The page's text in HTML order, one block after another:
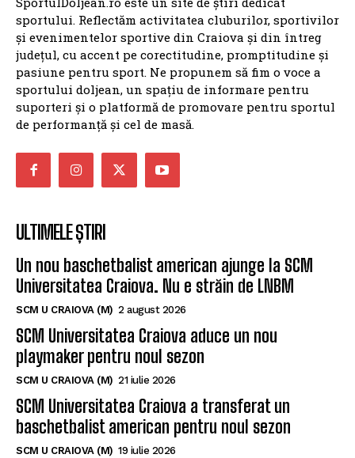
sportului. Reflectăm activitatea cluburilor, sportivilor
și evenimentelor sportive din Craiova și din întreg
județul, cu accent pe corectitudine, promptitudine și
pasiune pentru sport. Ne propunem să fim o voce a
sportului doljean, un spațiu de informare pentru
suporteri și o platformă de promovare pentru sportul
de performanță și cel de masă.
ULTIMELE ȘTIRI
Un nou baschetbalist american ajunge la SCM
Universitatea Craiova. Nu e străin de LNBM
SCM U CRAIOVA (M) 2 august 2026
SCM Universitatea Craiova aduce un nou
playmaker pentru noul sezon
SCM U CRAIOVA (M) 21 iulie 2026
SCM Universitatea Craiova a transferat un
baschetbalist american pentru noul sezon
SCM U CRAIOVA (M) 19 iulie 2026